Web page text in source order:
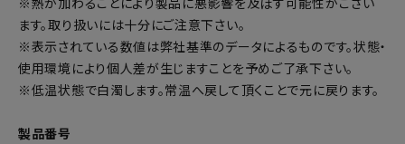
ます。取り扱いには十分にご注意下さい。
※表示されている数値は弊社基準のデータによるものです。状態・
使用環境により個人差が生じますことを予めご了承下さい。
※低温状態で白濁します。常温へ戻して頂くことで元に戻ります。
製品番号